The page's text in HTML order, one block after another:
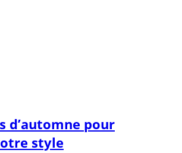
d’automne pour
style